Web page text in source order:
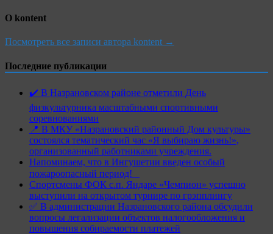
О kontent
Посмотреть все записи автора kontent →
Последние публикации
✔️ В Назрановском районе отметили День
физкультурника масштабными спортивными
соревнованиями
📍 В МКУ «Назрановский районный Дом культуры»
состоялся тематический час «Я выбираю жизнь!»,
организованный работниками учреждения.
Напоминаем, что в Ингушетии введен особый
пожароопасный период!⁣⁣⠀
Спортсмены ФОК с.п. Яндаре «Чемпион» успешно
выступили на открытом турнире по грэпплингу
✅ В администрации Назрановского района обсудили
вопросы легализации объектов налогообложения и
повышения собираемости платежей